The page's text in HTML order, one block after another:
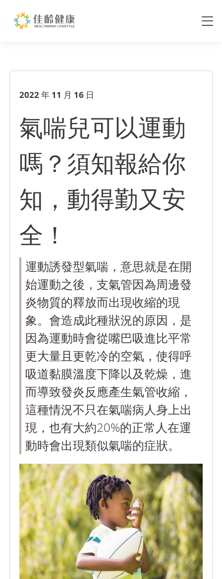
2022 年 11 月 16 日
氣喘兒可以運動
嗎？須知報給你
知，動得勤又安
全！
運動誘發型氣喘，意思就是在開
始運動之後，支氣管因為周邊發
炎物質的釋放而出現收縮的現
象。會造成此種狀況的原因，是
因為運動時會從嘴巴吸進比平常
更大量且更乾冷的空氣，使得呼
吸道黏膜溫度下降以及乾燥，進
而導致發炎反應產生氣管收縮，
這種情況不只在氣喘病人身上出
現，也有大約20%的正常人在運
動時會出現類似氣喘的症狀。